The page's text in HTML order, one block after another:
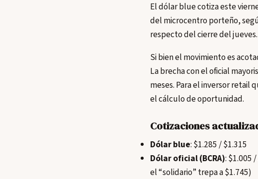
El dólar blue cotiza este
del microcentro porteño,
respecto del cierre del jueves.
Si bien el movimiento es
La brecha con el oficial
meses. Para el inversor retail
el cálculo de oportunidad.
Cotizaciones
Dólar blue: $1.285 / $1.315
Dólar oficial (BCRA): $1.005
el “solidario” trepa a $1.745)